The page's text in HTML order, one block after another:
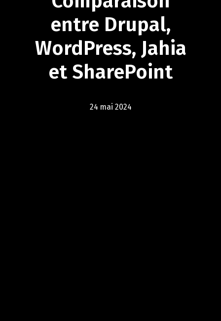
entre Drupal,
WordPress, Jahia
et SharePoint
24 mai 2024